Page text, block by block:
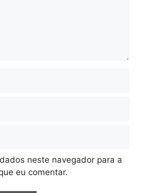
neste navegador para a
eu comentar.